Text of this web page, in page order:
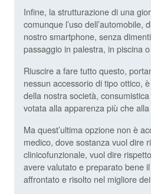
Infine, la strutturazione di una
comunque l’uso dell’automobile,
nostro smartphone, senza
passaggio in palestra, in piscina
Riuscire a fare tutto questo,
nessun accessorio di tipo ottico,
della nostra società,
votata alla apparenza più che
Ma quest’ultima opzione non è
medico, dove sostanza vuol dire
clinicofunzionale, vuol dire
avere valutato e preparato bene
affrontato e risolto nel migliore